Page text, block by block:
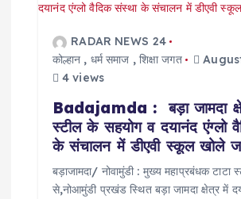
RADAR NEWS 24
कोल्हान , धर्म समाज , शिक्षा जगत
4 views
Badajamda : बड़ा जामदा
स्टील के सहयोग व दयानंद एंग्लो
के संचालन में डीएवी स्कूल खोले
बड़ाजामदा/ नोवामुंडी : मुख्य महाप्रबंधक टाटा
से,नोआमुंडी प्रखंड स्थित बड़ा जामदा क्षेत्र में